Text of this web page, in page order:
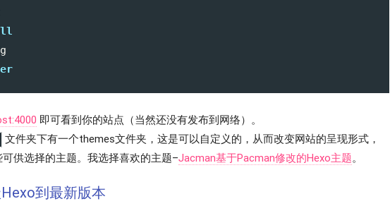
即可看到你的站点（当然还没有发布到网络）。
文件夹下有一个themes文件夹，这是可以自定义的，从而改变网站的呈现形式，
供选择的主题。我选择喜欢的主题–Jacman基于Pacman修改的Hexo主题。
Hexo到最新版本